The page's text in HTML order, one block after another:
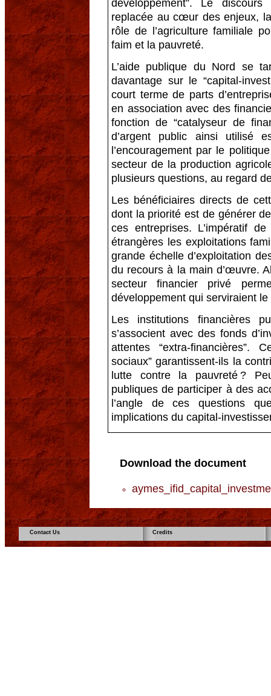
développement”. Le
replacée au cœur des enjeux,
rôle de l’agriculture familiale
faim et la pauvreté.
L’aide publique du Nord se
davantage sur le “capital-
court terme de parts
en association avec des
fonction de “catalyseur de
d’argent public ainsi utilisé
l’encouragement par le
secteur de la production
plusieurs questions, au regard
Les bénéficiaires directs de
dont la priorité est de générer
ces entreprises. L’impératif
étrangères les exploitations
grande échelle d’exploitation
du recours à la main d’œuvre.
secteur financier privé
développement qui serviraient le
Les institutions financières
s’associent avec des fonds
attentes “extra-financières”.
sociaux” garantissent-ils la
lutte contre la pauvreté ?
publiques de participer à des
l’angle de ces questions
implications du capital-
Download the document
Contact Us Credits